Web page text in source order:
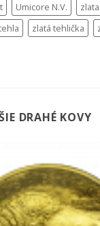
Umicore N.V.
zlatá tehlička
DRAHÉ KOVY